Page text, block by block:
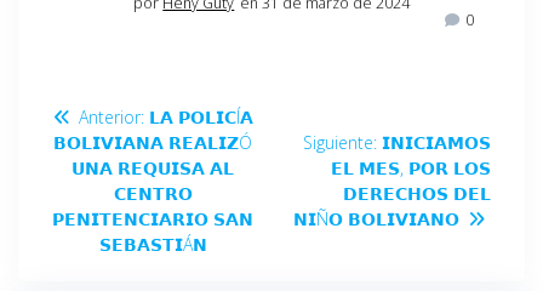
0
Anterior: 𝗟𝗔 𝗣𝗢𝗟𝗜𝗖Í𝗔
𝗕𝗢𝗟𝗜𝗩𝗜𝗔𝗡𝗔 𝗥𝗘𝗔𝗟𝗜𝗭Ó
𝗨𝗡𝗔 𝗥𝗘𝗤𝗨𝗜𝗦𝗔 𝗔𝗟
𝗖𝗘𝗡𝗧𝗥𝗢
𝗣𝗘𝗡𝗜𝗧𝗘𝗡𝗖𝗜𝗔𝗥𝗜𝗢 𝗦𝗔𝗡
𝗦𝗘𝗕𝗔𝗦𝗧𝗜Á𝗡
Siguiente: 𝗜𝗡𝗜𝗖𝗜𝗔𝗠𝗢𝗦
𝗘𝗟 𝗠𝗘𝗦, 𝗣𝗢𝗥 𝗟𝗢𝗦
𝗗𝗘𝗥𝗘𝗖𝗛𝗢𝗦 𝗗𝗘𝗟
𝗡𝗜Ñ𝗢 𝗕𝗢𝗟𝗜𝗩𝗜𝗔𝗡𝗢